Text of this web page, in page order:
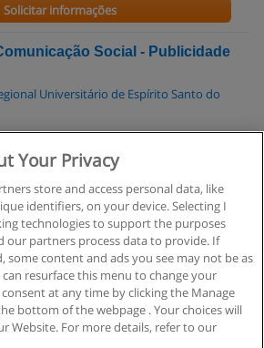
Solicitar informações
Social - Publicidade
Universitário de Espírito Santo do
Solicitar informações
nos Projetos Culturais
de Mídia, Entretenimento e Cultura
Solicitar informações
Your Privacy
store and access personal data, like
identifiers, on your device. Selecting I
technologies to support the purposes
our partners process data to provide. If
some content and ads you see may not be as
resurface this menu to change your
at any time by clicking the Manage
bottom of the webpage . Your choices will
Website. For more details, refer to our